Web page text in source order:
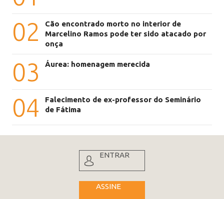
02
Cão encontrado morto no interior de
Marcelino Ramos pode ter sido atacado por
onça
03 Áurea: homenagem merecida
04
Falecimento de ex-professor do Seminário
de Fátima
ENTRAR
ASSINE